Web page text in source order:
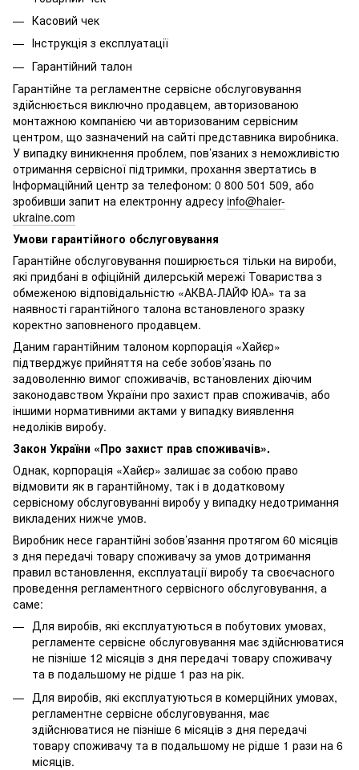
Касовий чек
Інструкція з експлуатації
Гарантійний талон
Гарантійне та регламентне сервісне обслуговування
здійснюється виключно продавцем, авторизованою
монтажною компанією чи авторизованим сервісним
центром, що зазначений на сайті представника виробника.
У випадку виникнення проблем, пов’язаних з неможливістю
отримання сервісної підтримки, прохання звертатись в
Інформаційний центр за телефоном: 0 800 501 509, або
зробивши запит на електронну адресу info@haier-
ukraine.com
Умови гарантійного обслуговування
Гарантійне обслуговування поширюється тільки на вироби,
які придбані в офіційній дилерській мережі Товариства з
обмеженою відповідальністю «АКВА-ЛАЙФ ЮА» та за
наявності гарантійного талона встановленого зразку
коректно заповненого продавцем.
Даним гарантійним талоном корпорація «Хайєр»
підтверджує прийняття на себе зобов’язань по
задоволенню вимог споживачів, встановлених діючим
законодавством України про захист прав споживачів, або
іншими нормативними актами у випадку виявлення
недоліків виробу.
Закон України «Про захист прав споживачів».
Однак, корпорація «Хайєр» залишає за собою право
відмовити як в гарантійному, так і в додатковому
сервісному обслуговуванні виробу у випадку недотримання
викладених нижче умов.
Виробник несе гарантійні зобов’язання протягом 60 місяців
з дня передачі товару споживачу за умов дотримання
правил встановлення, експлуатації виробу та своєчасного
проведення регламентного сервісного обслуговування, а
саме:
Для виробів, які експлуатуються в побутових умовах,
регламенте сервісне обслуговування має здійснюватися
не пізніше 12 місяців з дня передачі товару споживачу
та в подальшому не рідше 1 раз на рік.
Для виробів, які експлуатуються в комерційних умовах,
регламентне сервісне обслуговування, має
здійснюватися не пізніше 6 місяців з дня передачі
товару споживачу та в подальшому не рідше 1 рази на 6
місяців.